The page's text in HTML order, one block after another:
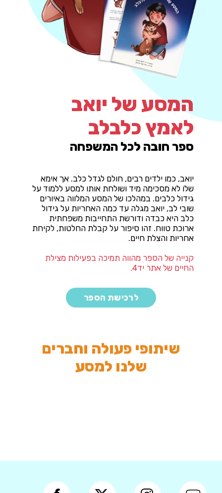
המסע של יואב
לאמץ כלבלב
ספר חובה לכל המשפחה
יואב, כמו ילדים רבים, חולם לגדל כלב. אך אימא
שלו לא מסכימה מיד ושולחת אותו למסע ללמוד על
גידול כלבים. במהלכו של המסע המלווה באיורים
שובי לב, יואב מגלה עד כמה האחריות על גידול
כלב היא כבדה ודורשת התחייבות משפחתית
ארוכת טווח. זהו סיפור על קבלת החלטות, לקיחת
אחריות והצלת חיים.
קנייה של הספר מהווה תמיכה בפעילות מצילת
החיים של אתר יד4.
לרכישת הספר
שיתופי פעולה וחברים
שלנו למסע